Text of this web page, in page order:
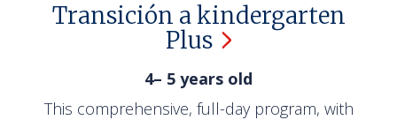
Transición a kindergarten
Plus
4– 5 years old
This comprehensive, full-day program, with